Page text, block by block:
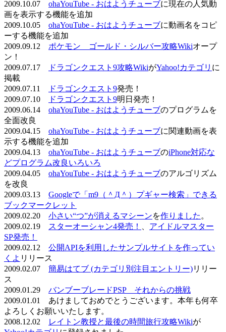
2009.10.07 ohaYouTube - おはようチューブに現在の人気動
画を表示する機能を追加
2009.10.05 ohaYouTube - おはようチューブに動画名をコピ
ーする機能を追加
2009.09.12 ポケモン ゴールド・シルバー攻略Wikiオープ
ン！
2009.07.17
ドラゴンクエスト9攻略WikiがYahoo!カテゴリ に
掲載
2009.07.11
ドラゴンクエスト9発売！
2009.07.10
ドラゴンクエスト9明日発売！
2009.06.14 ohaYouTube - おはようチューブのプログラムを
全面改良
2009.04.15 ohaYouTube - おはようチューブに関連動画を表
示する機能を追加
2009.04.13 ohaYouTube - おはようチューブのiPhone対応な
どプログラム改良いろいろ
2009.04.05 ohaYouTube - おはようチューブのアルゴリズム
を改良
2009.03.13 Googleで「m9（＾Д＾）プギャー検索」できる
ブックマークレット
2009.02.20 小さい“つ”が消えるマシーンを作りました 。
2009.02.19
スターオーシャン4発売！
アイドルマスター
SP発売！
2009.02.12 公開APIを利用したサンプルサイトを作ってい
くよ リリース
2009.02.07 簡易はてブ (カテゴリ別注目エントリー)リリー
ス
2009.01.29 バンブーブレードPSP それからの挑戦
2009.01.01 あけましておめでとうございます。本年も何卒
よろしくお願いいたします。
2008.12.02
レイトン教授と最後の時間旅行攻略Wikiが